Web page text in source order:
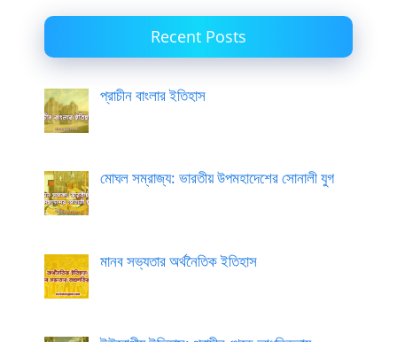
Recent Posts
প্রাচীন বাংলার ইতিহাস
মোঘল সম্রাজ্য: ভারতীয় উপমহাদেশের সোনালী যুগ
মানব সভ্যতার অর্থনৈতিক ইতিহাস